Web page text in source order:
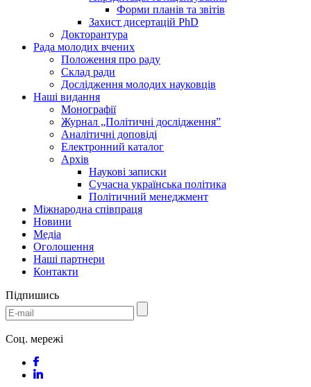
Форми планів та звітів
Захист дисертацій PhD
Докторантура
Рада молодих вчених
Положення про раду
Склад ради
Дослідження молодих науковців
Наші видання
Монографії
Журнал „Політичні дослідження”
Аналітичні доповіді
Електронний каталог
Архів
Наукові записки
Сучасна українська політика
Політичний менеджмент
Міжнародна співпраця
Новини
Медіa
Оголошення
Наші партнери
Контакти
Підпишись
Соц. мережі